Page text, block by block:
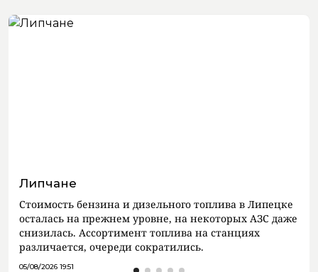
Липчане
Стоимость бензина и дизельного топлива в Липецке
осталась на прежнем уровне, на некоторых АЗС даже
снизилась. Ассортимент топлива на станциях
различается, очереди сократились.
05/08/2026 19:51